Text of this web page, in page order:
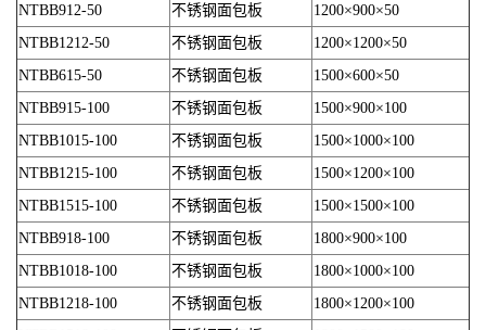
NTBB912-50
不锈钢面包板
1200×900×50
NTBB1212-50
不锈钢面包板
1200×1200×50
NTBB615-50
不锈钢面包板
1500×600×50
NTBB915-100
不锈钢面包板
1500×900×100
NTBB1015-100
不锈钢面包板
1500×1000×100
NTBB1215-100
不锈钢面包板
1500×1200×100
NTBB1515-100
不锈钢面包板
1500×1500×100
NTBB918-100
不锈钢面包板
1800×900×100
NTBB1018-100
不锈钢面包板
1800×1000×100
NTBB1218-100
不锈钢面包板
1800×1200×100